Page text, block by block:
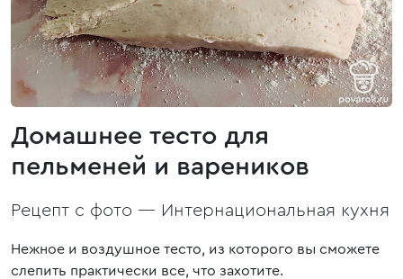
Домашнее тесто для
пельменей и вареников
Рецепт с фото — Интернациональная кухня
Нежное и воздушное тесто, из которого вы сможете
слепить практически все, что захотите.